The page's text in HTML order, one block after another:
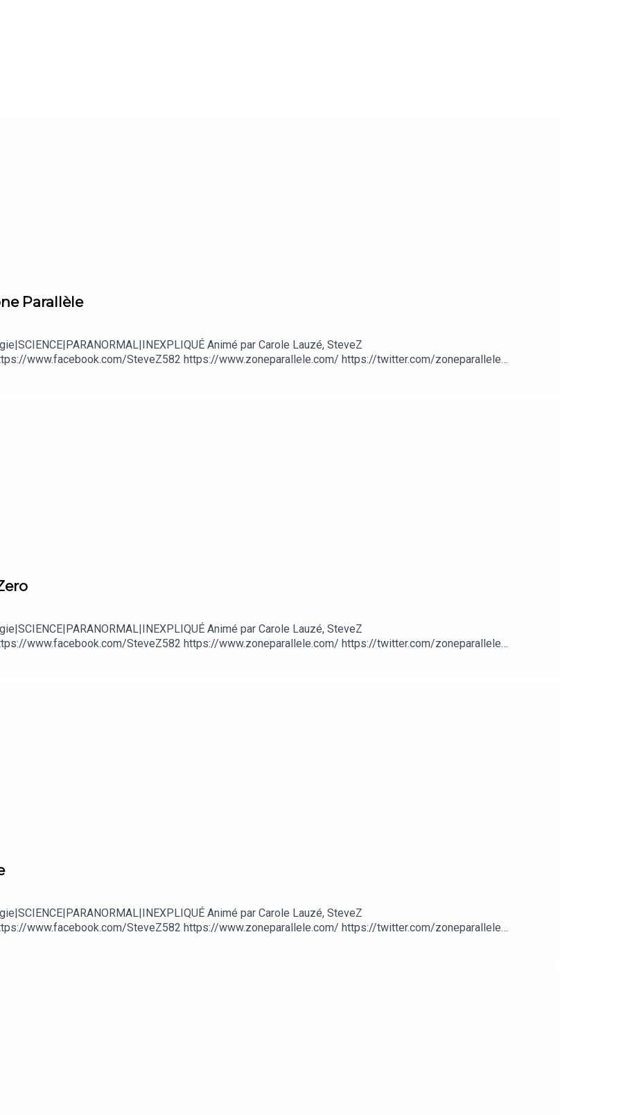
Parallèle
Animé par Carole Lauzé, SteveZ
www.facebook.com/SteveZ582 https://www.zoneparallele.com/ https://twitter.com/zoneparallele
Animé par Carole Lauzé, SteveZ
www.facebook.com/SteveZ582 https://www.zoneparallele.com/ https://twitter.com/zoneparallele
Animé par Carole Lauzé, SteveZ
www.facebook.com/SteveZ582 https://www.zoneparallele.com/ https://twitter.com/zoneparallele